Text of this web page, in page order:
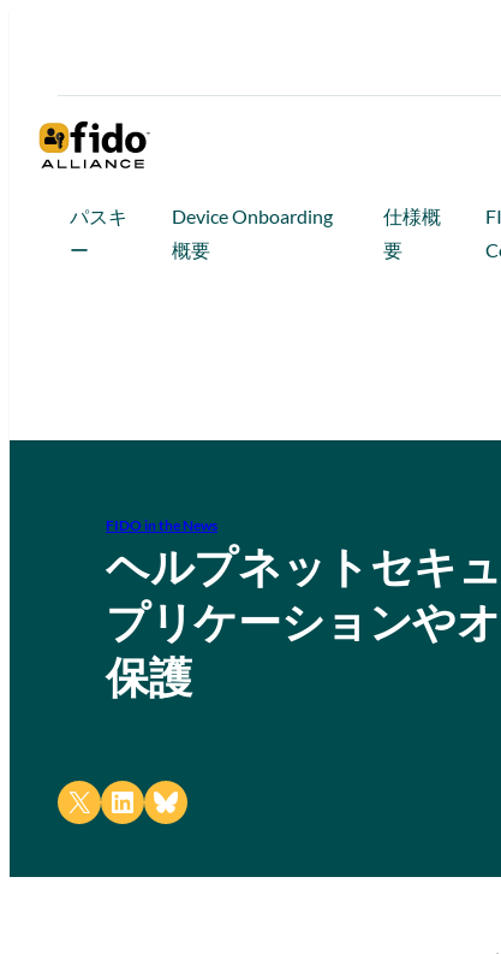
パスキ
ー
Device Onboarding
概要
仕様概
要
FIDO in the News
ヘルプネットセキ
プリケーションや
保護
Share on X Share on LinkedIn
Share on Bluesky